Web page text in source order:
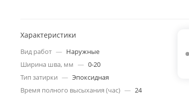
Характеристики
Вид работ — Наружные
Ширина шва, мм — 0-20
Тип затирки — Эпоксидная
Время полного высыхания (час) — 24